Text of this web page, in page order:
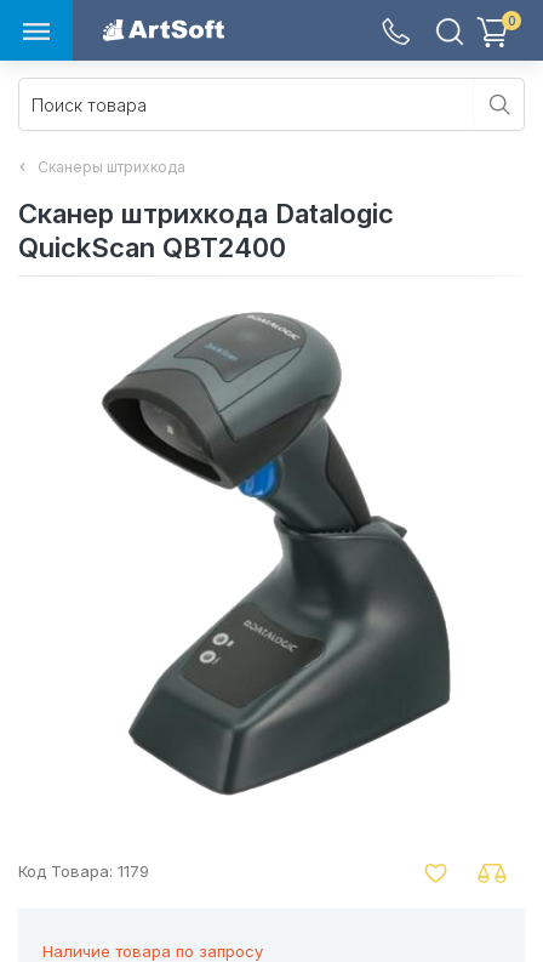
0
Сканеры штрихкода
Сканер штрихкода Datalogic
QuickScan QBT2400
Код Товара: 1179
Наличие товара по запросу